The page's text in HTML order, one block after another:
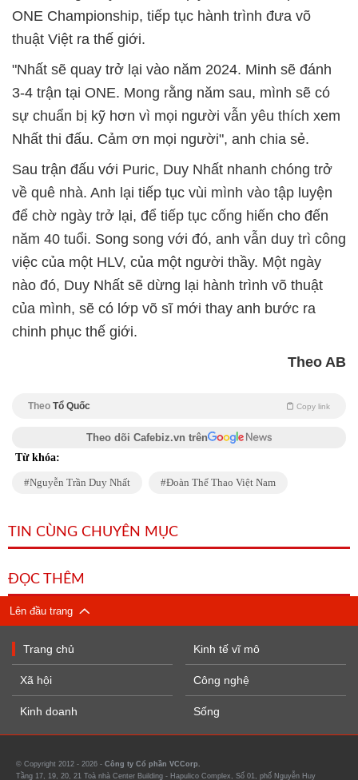
ONE Championship, tiếp tục hành trình đưa võ
thuật Việt ra thế giới.
"Nhất sẽ quay trở lại vào năm 2024. Minh sẽ đánh
3-4 trận tại ONE. Mong rằng năm sau, mình sẽ có
sự chuẩn bị kỹ hơn vì mọi người vẫn yêu thích xem
Nhất thi đấu. Cảm ơn mọi người", anh chia sẻ.
Sau trận đấu với Puric, Duy Nhất nhanh chóng trở
về quê nhà. Anh lại tiếp tục vùi mình vào tập luyện
để chờ ngày trở lại, để tiếp tục cống hiến cho đến
năm 40 tuổi. Song song với đó, anh vẫn duy trì công
việc của một HLV, của một người thầy. Một ngày
nào đó, Duy Nhất sẽ dừng lại hành trình võ thuật
của mình, sẽ có lớp võ sĩ mới thay anh bước ra
chinh phục thế giới.
Theo AB
Theo Tổ Quốc Copy link
Theo dõi Cafebiz.vn trên
Từ khóa:
Nguyễn Trần Duy Nhất Đoàn Thể Thao Việt Nam
TIN CÙNG CHUYÊN MỤC
ĐỌC THÊM
Lên đầu trang
Trang chủ
Xã hội
Kinh doanh
Kinh tế vĩ mô
Công nghệ
Sống
© Copyright 2012 - 2026 - Công ty Cổ phần VCCorp.
Tầng 17, 19, 20, 21 Toà nhà Center Building - Hapulico Complex, Số 01, phố Nguyễn Huy